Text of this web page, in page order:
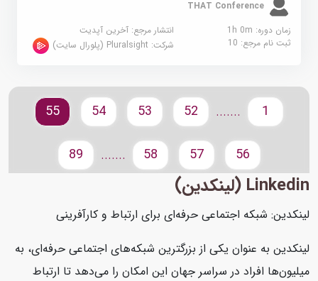
THAT Conference
زمان دوره: 1h 0m
انتشار مرجع:آخرین آپدیت
ثبت نام مرجع:10 شرکت:Pluralsight (پلورال سایت)
.......
52
53
54
55
56
57
58
.......
89
Linkedin (لینکدین)
لینکدین: شبکه اجتماعی حرفه‌ای برای ارتباط و کارآفرینی
لینکدین به عنوان یکی از بزرگترین شبکه‌های اجتماعی حرفه‌ای، به
میلیون‌ها افراد در سراسر جهان این امکان را می‌دهد تا ارتباط